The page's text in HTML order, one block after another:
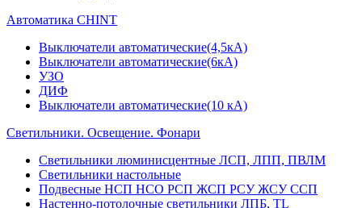
Автоматика CHINT
Выключатели автоматические(4,5кА)
Выключатели автоматические(6кА)
УЗО
ДИФ
Выключатели автоматические(10 кА)
Светильники. Освещение. Фонари
Светильники люминисцентные ЛСП, ЛПП, ПВЛМ
Светильники настольные
Подвесные НСП НСО РСП ЖСП РСУ ЖСУ ССП
Настенно-потолочные светильники ЛПБ, TL